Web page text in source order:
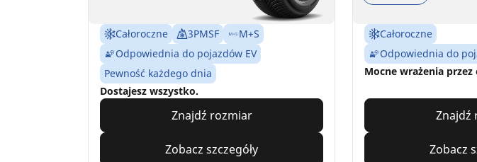
Całoroczne 3PMSF
M+S
Odpowiednia do pojazdów EV
Pewność każdego dnia
Dostajesz wszystko.
Znajdź rozmiar
Zobacz szczegóły
Całoroczne
Odpowiednia do
Mocne wrażenia przez
Znajdź
Zobacz